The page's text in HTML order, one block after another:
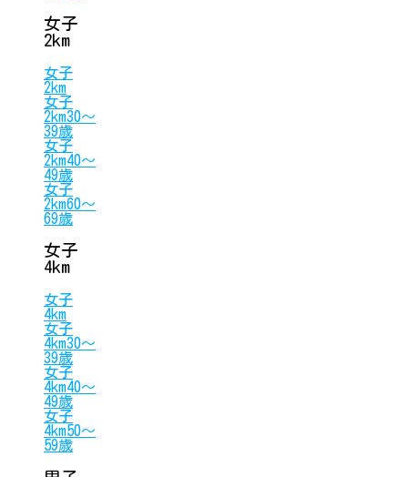
女子
2km
女子
2km
女子
2km30〜
39歳
女子
2km40〜
49歳
女子
2km60〜
69歳
女子
4km
女子
4km
女子
4km30〜
39歳
女子
4km40〜
49歳
女子
4km50〜
59歳